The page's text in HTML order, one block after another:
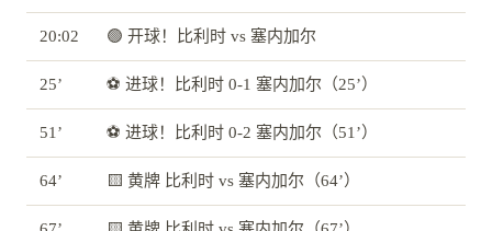
20:02 🟢 开球！比利时 vs 塞内加尔
25’ ⚽ 进球！比利时 0-1 塞内加尔（25’）
51’ ⚽ 进球！比利时 0-2 塞内加尔（51’）
64’ 🟨 黄牌 比利时 vs 塞内加尔（64’）